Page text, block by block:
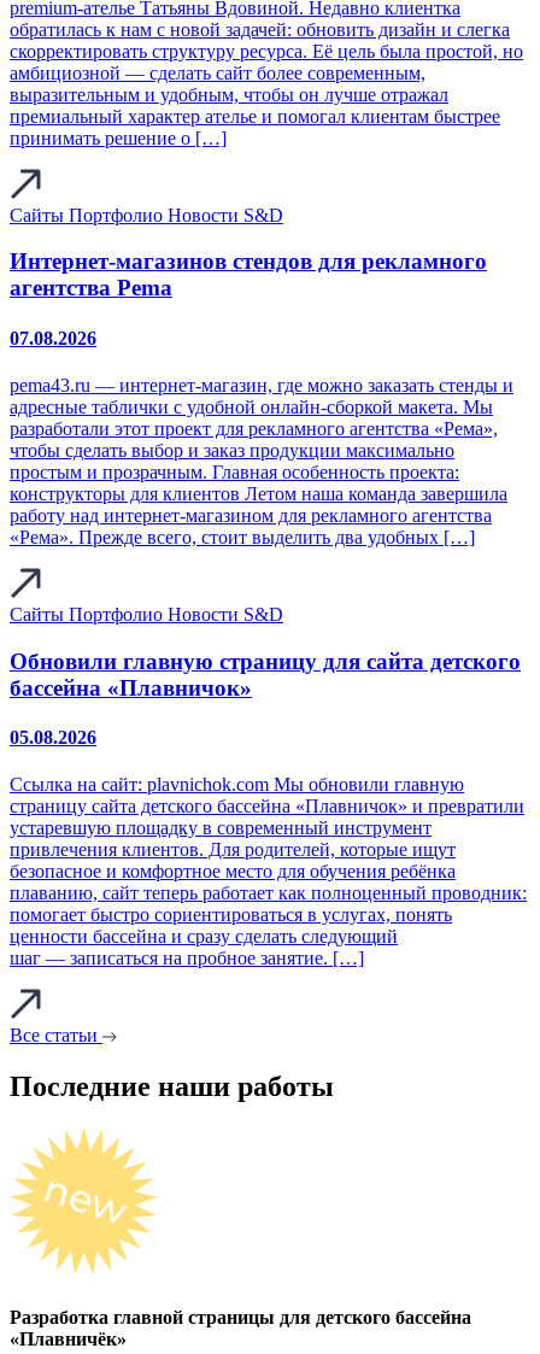
premium‑ателье Татьяны Вдовиной. Недавно клиентка
обратилась к нам с новой задачей: обновить дизайн и слегка
скорректировать структуру ресурса. Её цель была простой, но
амбициозной — сделать сайт более современным,
выразительным и удобным, чтобы он лучше отражал
премиальный характер ателье и помогал клиентам быстрее
принимать решение о […]
Сайты Портфолио Новости S&D
Интернет-магазинов стендов для рекламного
агентства Pema
07.08.2026
pema43.ru — интернет‑магазин, где можно заказать стенды и
адресные таблички с удобной онлайн‑сборкой макета. Мы
разработали этот проект для рекламного агентства «Рема»,
чтобы сделать выбор и заказ продукции максимально
простым и прозрачным. Главная особенность проекта:
конструкторы для клиентов Летом наша команда завершила
работу над интернет‑магазином для рекламного агентства
«Рема». Прежде всего, стоит выделить два удобных […]
Сайты Портфолио Новости S&D
Обновили главную страницу для сайта детского
бассейна «Плавничок»
05.08.2026
Ссылка на сайт: plavnichok.com Мы обновили главную
страницу сайта детского бассейна «Плавничок» и превратили
устаревшую площадку в современный инструмент
привлечения клиентов. Для родителей, которые ищут
безопасное и комфортное место для обучения ребёнка
плаванию, сайт теперь работает как полноценный проводник:
помогает быстро сориентироваться в услугах, понять
ценности бассейна и сразу сделать следующий
шаг — записаться на пробное занятие. […]
Все статьи
Последние наши работы
Разработка главной страницы для детского бассейна
«Плавничёк»